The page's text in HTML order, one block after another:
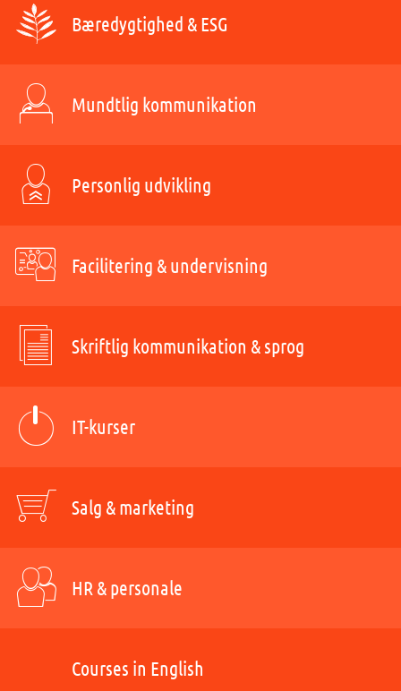
Bæredygtighed & ESG
Mundtlig kommunikation
Personlig udvikling
Facilitering & undervisning
Skriftlig kommunikation & sprog
IT-kurser
Salg & marketing
HR & personale
Courses in English